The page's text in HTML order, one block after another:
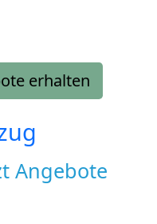
erhalten
Angebote